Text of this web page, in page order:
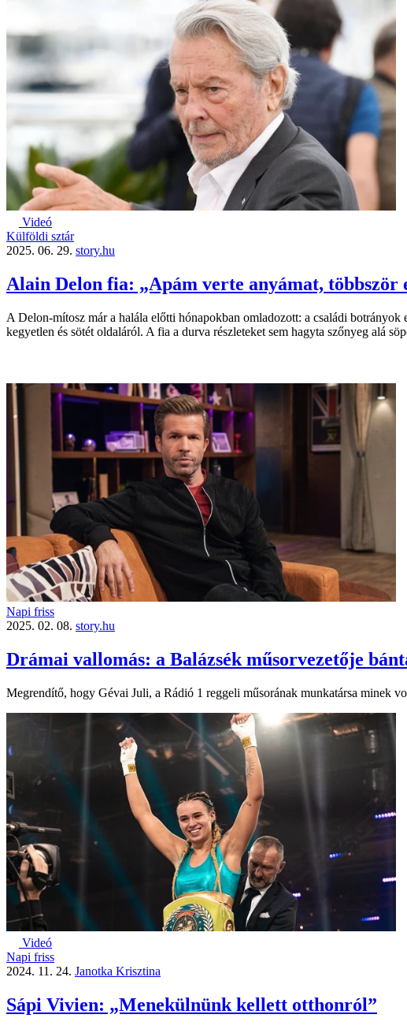
Videó
Külföldi sztár
2025. 06. 29. story.hu
Alain Delon fia: „Apám verte anyámat,
A Delon-mítosz már a halála előtti hónapokban omladozott: a családi
kegyetlen és sötét oldaláról. A fia a durva részleteket sem hagyta szőnyeg alá
Napi friss
2025. 02. 08. story.hu
Drámai vallomás: a Balázsék műsorvezetője
Megrendítő, hogy Gévai Juli, a Rádió 1 reggeli műsorának munkatársa minek
Videó
Napi friss
2024. 11. 24. Janotka Krisztina
Sápi Vivien: „Menekülnünk kellett otthonról”